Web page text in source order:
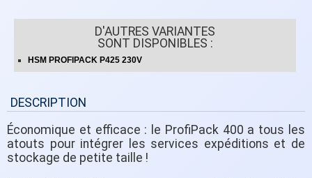
D'AUTRES VARIANTES
SONT DISPONIBLES :
HSM PROFIPACK P425 230V
DESCRIPTION
Économique et efficace : le ProfiPack 400 a tous les
atouts pour intégrer les services expéditions et de
stockage de petite taille !